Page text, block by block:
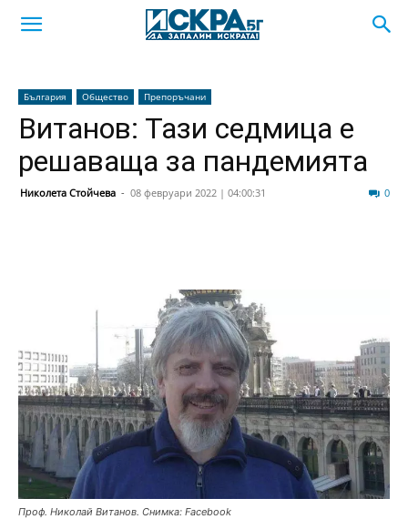
България Общество Препоръчани
Витанов: Тази седмица е
решаваща за пандемията
Николета Стойчева - 08 февруари 2022 | 04:00:31 0
Проф. Николай Витанов. Снимка: Facebook